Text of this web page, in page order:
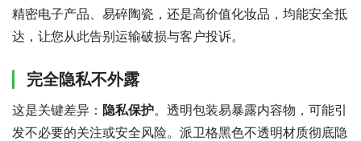
精密电子产品、易碎陶瓷，还是高价值化妆品，均能安全抵
达，让您从此告别运输破损与客户投诉。
完全隐私不外露
这是关键差异： 隐私保护。透明包装易暴露内容物，可能引
发不必要的关注或安全风险。派卫格黑色不透明材质彻底隐